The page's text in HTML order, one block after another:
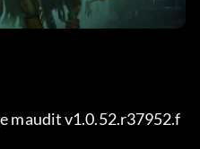
maudit v1.0.52.r37952.f